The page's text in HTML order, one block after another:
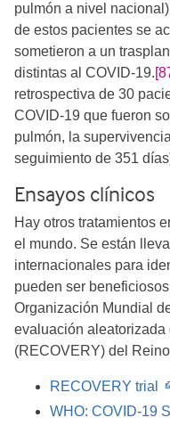
pulmón a nivel
de estos pacientes se
sometieron a un
distintas al COVID-19.
retrospectiva de 30
COVID-19 que fueron
pulmón, la
seguimiento de 351
Ensayos clínicos
Hay otros tratamientos
el mundo. Se están
internacionales para
pueden ser
Organización Mundial
evaluación aleatorizada
(RECOVERY) del
RECOVERY trial
WHO: COVID-19